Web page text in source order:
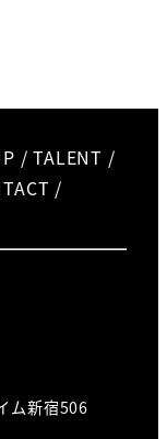
/TALENT /
/
ム新宿506